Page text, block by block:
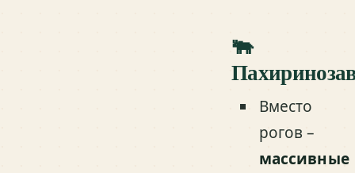
🐃
Вместо
рогов –
массивные